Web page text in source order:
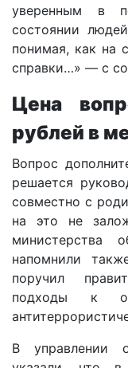
уверенным в
состоянии
понимая, как на
справки…» — с
Цена
рублей в
Вопрос
решается
совместно с
на это не
министерства
напомнили
поручил
подходы к
В управлении